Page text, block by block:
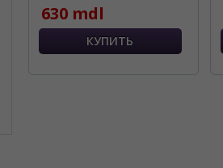
630 mdl